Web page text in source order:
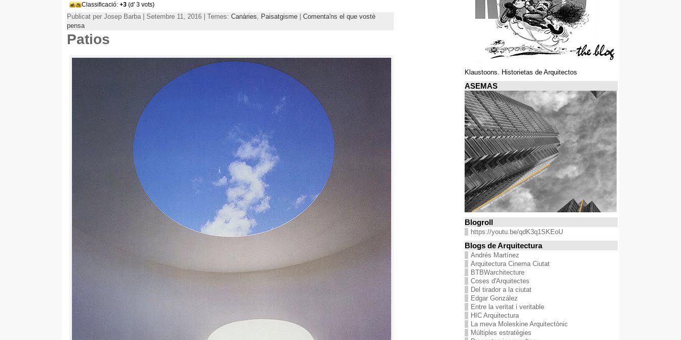
Classificació: +3 (d' 3 vots)
Publicat per Josep Barba | Setembre 11, 2016 | Temes: Canàries, Paisatgisme
Comenta'ns el que vostè
pensa
Patios
Klaustoons. Historietas de Arquitectos
ASEMAS
Blogroll
https://youtu.be/qdK3q1SKEoU
Blogs de Arquitectura
Andrés Martínez
Arquitectura Cinema Ciutat
BTBWarchitecture
Coses d'Arquitectes
Del tirador a la ciutat
Edgar González
Entre la veritat i veritable
HIC Arquitectura
La meva Moleskine Arquitectònic
Múltiples estratègies